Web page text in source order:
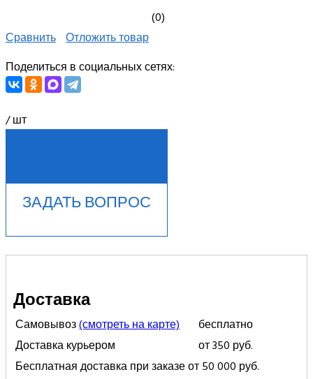
(0)
Сравнить Отложить товар
Поделиться в социальных сетях:
/ шт
ЗАДАТЬ ВОПРОС
Доставка
Самовывоз(смотреть на карте)
бесплатно
Доставка курьером
от 350 руб.
Бесплатная доставка при заказе от 50 000 руб.